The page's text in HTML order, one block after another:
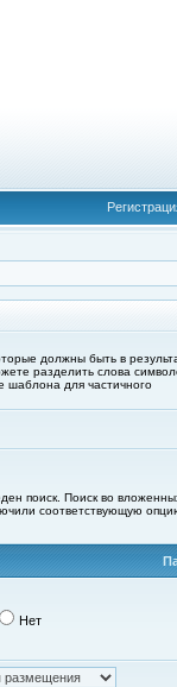
должны быть в
разделить слова
шаблона для частичного
поиск. Поиск во
соответствующую
Нет